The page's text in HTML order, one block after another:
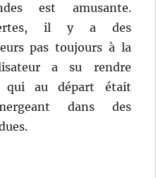
est amusante.
il y a des
pas toujours à la
a su rendre
qui au départ était
dans des